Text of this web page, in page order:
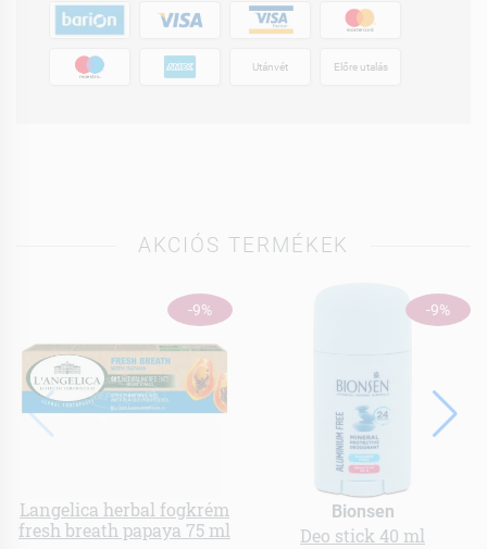
Utánvét Előre utalás
AKCIÓS TERMÉKEK
-9%
Langelica herbal fogkrém
fresh breath papaya 75 ml
-9%
Bionsen
Deo stick 40 ml